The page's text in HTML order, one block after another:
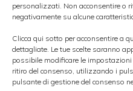
personalizzati. Non acconsentire o
negativamente su alcune
Clicca qui sotto per acconsentire a
dettagliate. Le tue scelte saranno
possibile modificare le
ritiro del consenso, utilizzando i
pulsante di gestione del consenso